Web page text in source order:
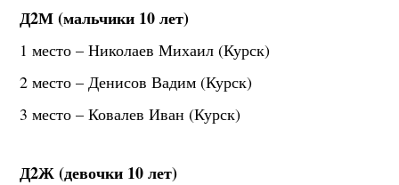
Д2М (мальчики 10 лет)
1 место – Николаев Михаил (Курск)
2 место – Денисов Вадим (Курск)
3 место – Ковалев Иван (Курск)
Д2Ж (девочки 10 лет)